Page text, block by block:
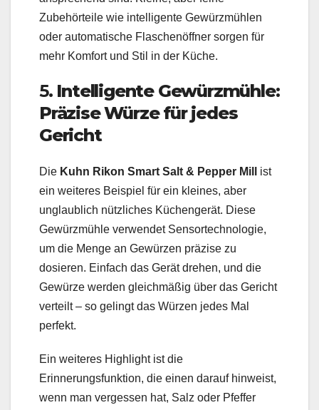
Zubehörteile wie intelligente Gewürzmühlen
oder automatische Flaschenöffner sorgen für
mehr Komfort und Stil in der Küche.
5. Intelligente Gewürzmühle:
Präzise Würze für jedes
Gericht
Die Kuhn Rikon Smart Salt & Pepper Mill
ist
ein weiteres Beispiel für ein kleines, aber
unglaublich nützliches Küchengerät. Diese
Gewürzmühle verwendet Sensortechnologie,
um die Menge an Gewürzen präzise zu
dosieren. Einfach das Gerät drehen, und die
Gewürze werden gleichmäßig über das Gericht
verteilt – so gelingt das Würzen jedes Mal
perfekt.
Ein weiteres Highlight ist die
Erinnerungsfunktion, die einen darauf hinweist,
wenn man vergessen hat, Salz oder Pfeffer